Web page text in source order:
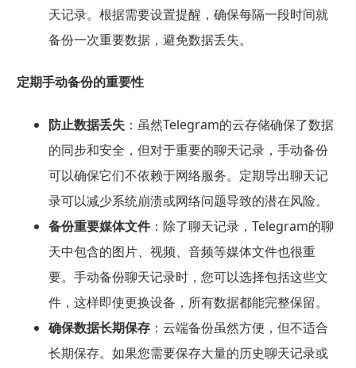
天记录。根据需要设置提醒，确保每隔一段时间就
备份一次重要数据，避免数据丢失。
定期手动备份的重要性
防止数据丢失：虽然Telegram的云存储确保了数据
的同步和安全，但对于重要的聊天记录，手动备份
可以确保它们不依赖于网络服务。定期导出聊天记
录可以减少系统崩溃或网络问题导致的潜在风险。
备份重要媒体文件：除了聊天记录，Telegram的聊
天中包含的图片、视频、音频等媒体文件也很重
要。手动备份聊天记录时，您可以选择包括这些文
件，这样即使更换设备，所有数据都能完整保留。
确保数据长期保存：云端备份虽然方便，但不适合
长期保存。如果您需要保存大量的历史聊天记录或